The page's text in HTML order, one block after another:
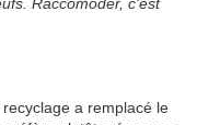
a remplacé le